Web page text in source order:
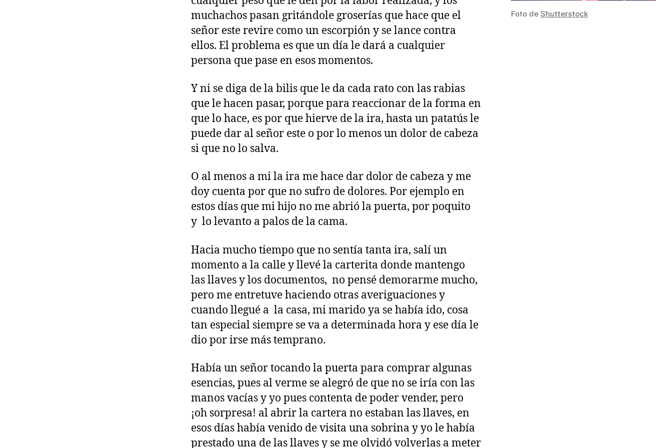
Foto de Shutterstock
muchachos pasan gritándole groserías que hace que el
señor este revire como un escorpión y se lance contra
ellos. El problema es que un día le dará a cualquier
persona que pase en esos momentos.
Y ni se diga de la bilis que le da cada rato con las rabias
que le hacen pasar, porque para reaccionar de la forma en
que lo hace, es por que hierve de la ira, hasta un patatús le
puede dar al señor este o por lo menos un dolor de cabeza
si que no lo salva.
O al menos a mi la ira me hace dar dolor de cabeza y me
doy cuenta por que no sufro de dolores. Por ejemplo en
estos días que mi hijo no me abrió la puerta, por poquito
y lo levanto a palos de la cama.
Hacia mucho tiempo que no sentía tanta ira, salí un
momento a la calle y llevé la carterita donde mantengo
las llaves y los documentos, no pensé demorarme mucho,
pero me entretuve haciendo otras averiguaciones y
cuando llegué a la casa, mi marido ya se había ido, cosa
tan especial siempre se va a determinada hora y ese día le
dio por irse más temprano.
Había un señor tocando la puerta para comprar algunas
esencias, pues al verme se alegró de que no se iría con las
manos vacías y yo pues contenta de poder vender, pero
¡oh sorpresa! al abrir la cartera no estaban las llaves, en
esos días había venido de visita una sobrina y yo le había
prestado una de las llaves y se me olvidó volverlas a meter